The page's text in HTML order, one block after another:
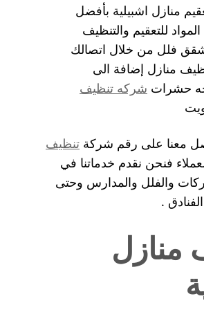
منازل اشبيلية بأفضل
للتعقيم والتنظيف
فلل من خلال اتصالك
منازل إضافة الى
حشرات شركه تنظيف
معنا على رقم شركة تنظيف
فنحن نقدم خدماتنا في
والفلل والمدارس وحتى
.
منازل